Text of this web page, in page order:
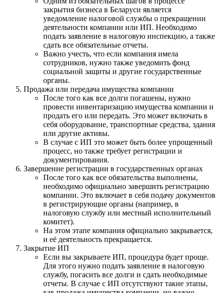
закрытия бизнеса в Беларуси является
уведомление налоговой службы о прекращении
деятельности компании или ИП. Необходимо
подать заявление в налоговую инспекцию, а также
сдать все обязательные отчеты.
Важно учесть, что если компания имела
сотрудников, нужно также уведомить фонд
социальной защиты и другие государственные
органы.
Продажа или передача имущества компании
После того как все долги погашены, нужно
провести инвентаризацию имущества компании и
продать его или передать. Это может включать в
себя оборудование, транспортные средства, здания
или другие активы.
В случае с ИП это может быть более упрощенный
процесс, но также требует регистрации и
документирования.
Завершение регистрации в государственных органах
После того как все обязательства выполнены,
необходимо официально завершить регистрацию
компании. Это включает в себя подачу документов
в регистрирующие органы (например, в
налоговую службу или местный исполнительный
комитет).
На этом этапе компания официально закрывается,
и её деятельность прекращается.
Закрытие ИП
Если вы закрываете ИП, процедура будет проще.
Для этого нужно подать заявление в налоговую
службу, погасить все долги и сдать необходимые
отчеты. В случае с ИП отсутствуют такие этапы,